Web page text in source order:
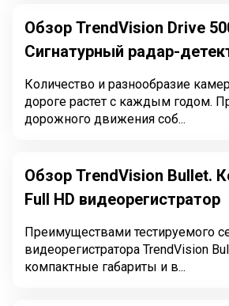
Обзор TrendVision Drive
Сигнатурный радар-
Количество и разнообразие
дороге растет с каждым годом.
дорожного движения соб...
Обзор TrendVision Bullet.
Full HD видеорегистратор
Преимуществами тестируемого
видеорегистратора TrendVision
компактные габариты и в...